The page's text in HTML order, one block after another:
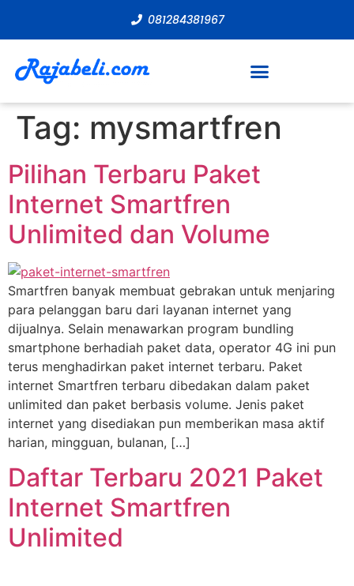
081284381967
Tag: mysmartfren
Pilihan Terbaru Paket
Internet Smartfren
Unlimited dan Volume
Smartfren banyak membuat gebrakan untuk menjaring
para pelanggan baru dari layanan internet yang
dijualnya. Selain menawarkan program bundling
smartphone berhadiah paket data, operator 4G ini pun
terus menghadirkan paket internet terbaru. Paket
internet Smartfren terbaru dibedakan dalam paket
unlimited dan paket berbasis volume. Jenis paket
internet yang disediakan pun memberikan masa aktif
harian, mingguan, bulanan, […]
Daftar Terbaru 2021 Paket
Internet Smartfren
Unlimited